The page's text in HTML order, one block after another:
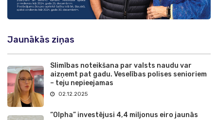
Jaunākās ziņas
Slimības noteikšana par valsts naudu var
aizņemt pat gadu. Veselības polises senioriem
– teju nepieejamas
02.12.2025
“Olpha” investējusi 4,4 miljonus eiro jaunās